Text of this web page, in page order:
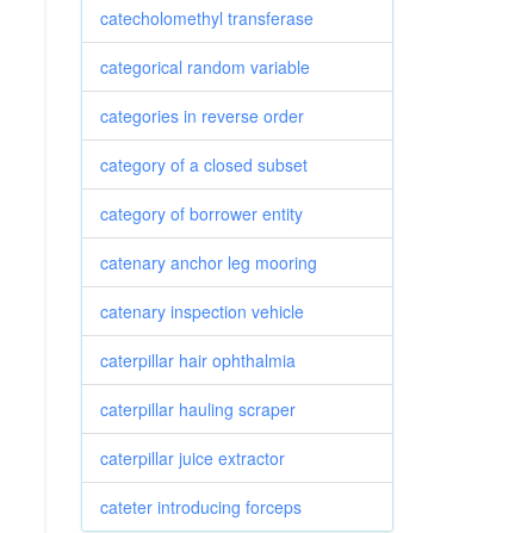
catecholomethyl transferase
categorical random variable
categories in reverse order
category of a closed subset
category of borrower entity
catenary anchor leg mooring
catenary inspection vehicle
caterpillar hair ophthalmia
caterpillar hauling scraper
caterpillar juice extractor
cateter introducing forceps